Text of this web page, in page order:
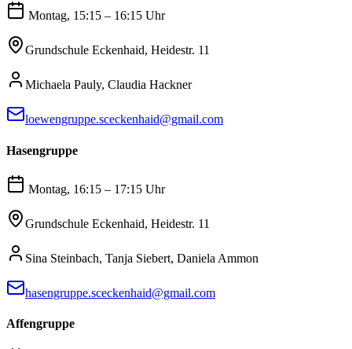
Montag, 15:15 – 16:15 Uhr
Grundschule Eckenhaid, Heidestr. 11
Michaela Pauly, Claudia Hackner
loewengruppe.sceckenhaid@gmail.com
Hasengruppe
Montag, 16:15 – 17:15 Uhr
Grundschule Eckenhaid, Heidestr. 11
Sina Steinbach, Tanja Siebert, Daniela Ammon
hasengruppe.sceckenhaid@gmail.com
Affengruppe